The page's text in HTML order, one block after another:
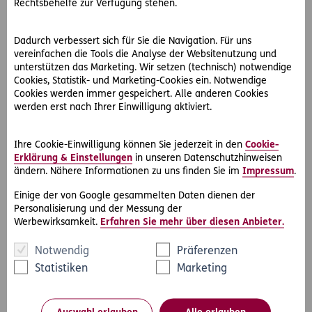
Rechtsbehelfe zur Verfügung stehen.
Dadurch verbessert sich für Sie die Navigation. Für uns
vereinfachen die Tools die Analyse der Websitenutzung und
unterstützen das Marketing. Wir setzen (technisch) notwendige
Cookies, Statistik- und Marketing-Cookies ein. Notwendige
Cookies werden immer gespeichert. Alle anderen Cookies
werden erst nach Ihrer Einwilligung aktiviert.
Ihre Cookie-Einwilligung können Sie jederzeit in den Cookie-
Erklärung & Einstellungen in unseren Datenschutzhinweisen
ändern. Nähere Informationen zu uns finden Sie im Impressum.
Einige der von Google gesammelten Daten dienen der
Personalisierung und der Messung der
Werbewirksamkeit. Erfahren Sie mehr über diesen Anbieter.
Notwendig
Präferenzen
Statistiken
Marketing
der sich im Straßenverkehr als Verkehrsteilnehmer
eines Kraftfahrzeugs Rechtsschutz versichert sein.
Eine Besichtigung der Schäden am eigenen
Kraftfahrzeug ist für den Fall, dass hier Ansprüche an die
gegnerische Haftpflichtversicherung herangetragen
Kfz-Haftpflichtversicherung erfolgen. Es besteht aber
auch die Möglichkeit der Beiziehung eines Kfz-
technischen Sachverständigen freier Wahl. Die
Ersatzfähigkeit der dadurch entstandenen Kosten ist in
Österreich derzeit noch nicht einheitlich geregelt (im
Gegensatz zu Deutschland).
Abgesichert durch Rechtsberatung
Das Aufsuchen des Rechtsanwalts Ihres Vertrauens ist
der Folge die notwendigen Schritte gesetzt werden